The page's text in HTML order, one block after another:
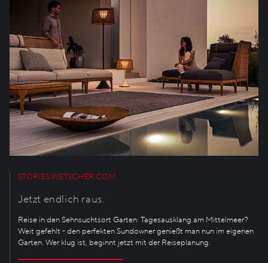
STORIES.WETSCHER.COM
Jetzt endlich raus.
Reise in den Sehnsuchtsort Garten: Tagesausklang am Mittelmeer?
Weit gefehlt - den perfekten Sundowner genießt man nun im eigenen
Garten. Wer klug ist, beginnt jetzt mit der Reiseplanung.